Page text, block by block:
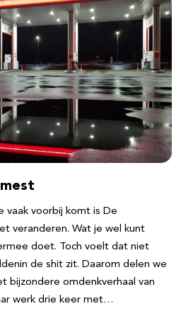
vaak voorbij komt is De
veranderen. Wat je wel kunt
doet. Toch voelt dat niet
de shit zit. Daarom delen we
bijzondere omdenkverhaal van
werk drie keer met…